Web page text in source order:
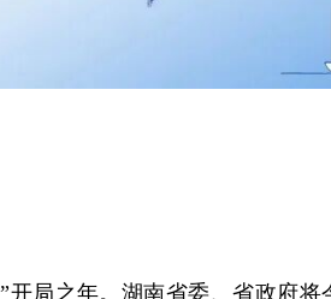
开局之年。湖南省委、省政府将